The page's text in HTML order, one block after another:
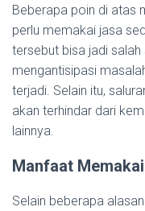
Beberapa poin di atas
perlu memakai jasa
tersebut bisa jadi
mengantisipasi
terjadi. Selain itu,
akan terhindar dari
lainnya.
Manfaat
Selain beberapa